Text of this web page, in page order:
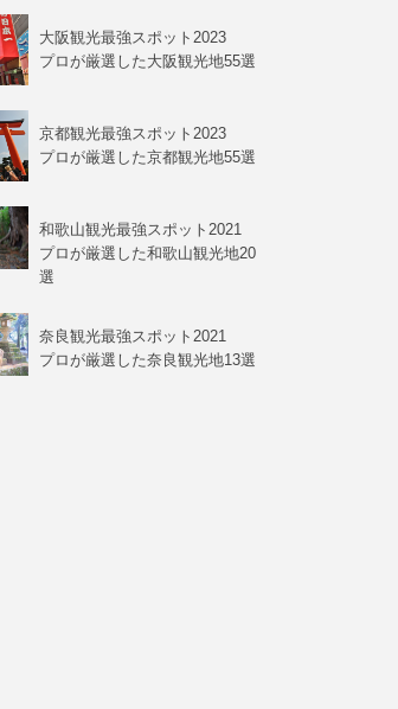
大阪観光最強スポット2023
プロが厳選した大阪観光地55選
京都観光最強スポット2023
プロが厳選した京都観光地55選
和歌山観光最強スポット2021
プロが厳選した和歌山観光地20
選
奈良観光最強スポット2021
プロが厳選した奈良観光地13選